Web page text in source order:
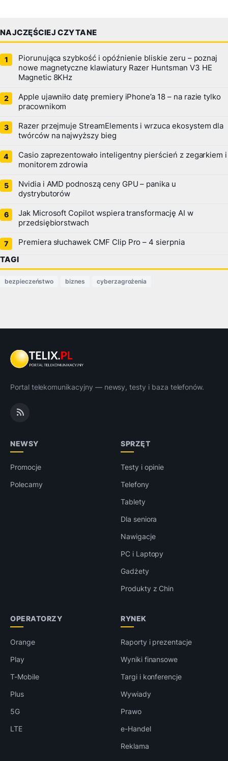
NAJCZĘŚCIEJ CZYTANE
Piorunująca szybkość i opóźnienie bliskie zeru – poznaj
nowe magnetyczne klawiatury Razer Huntsman V3 HE
Magnetic 8KHz
Apple ujawniło datę premiery iPhone’a 18 – na razie tylko
pracownikom
Razer przejmuje StreamElements i wrzuca ekosystem dla
twórców na najwyższy bieg
Casio zaprezentowało inteligentny pierścień z zegarkiem i
monitorem zdrowia
Nvidia i AMD podnoszą ceny GPU – panika u
dystrybutorów
Jak Microsoft Copilot wspiera transformację AI w
przedsiębiorstwach
Premiera słuchawek CMF Clip Pro – 4 sierpnia
TAGI
bezpieczeństwo biznes cyberzagrożenia
Portal telekomunikacyjny — newsy, testy i baza telefonów.
NEWSY
Promocje
Polecamy
SPRZĘT
Testy i opinie
Telefony
Tablety
Dla seniora
Nawigacje
PC i Laptopy
Gadżety
Produkty z Chin
OPERATORZY
Orange
Play
T-Mobile
Plus
5G
LTE
RYNEK
Raporty i prezentacje
Wyniki finansowe
Targi i konferencje
Wywiady
Prawo
e-Handel
Reklama